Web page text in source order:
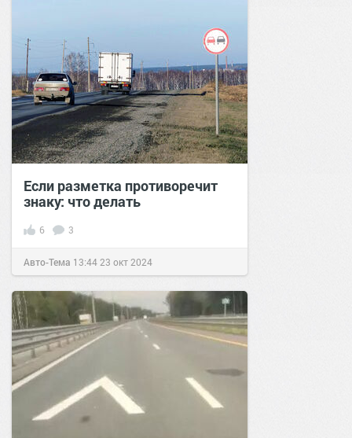
Если разметка противоречит
знаку: что делать
6 3
Авто-Тема 13:44 23 окт 2024